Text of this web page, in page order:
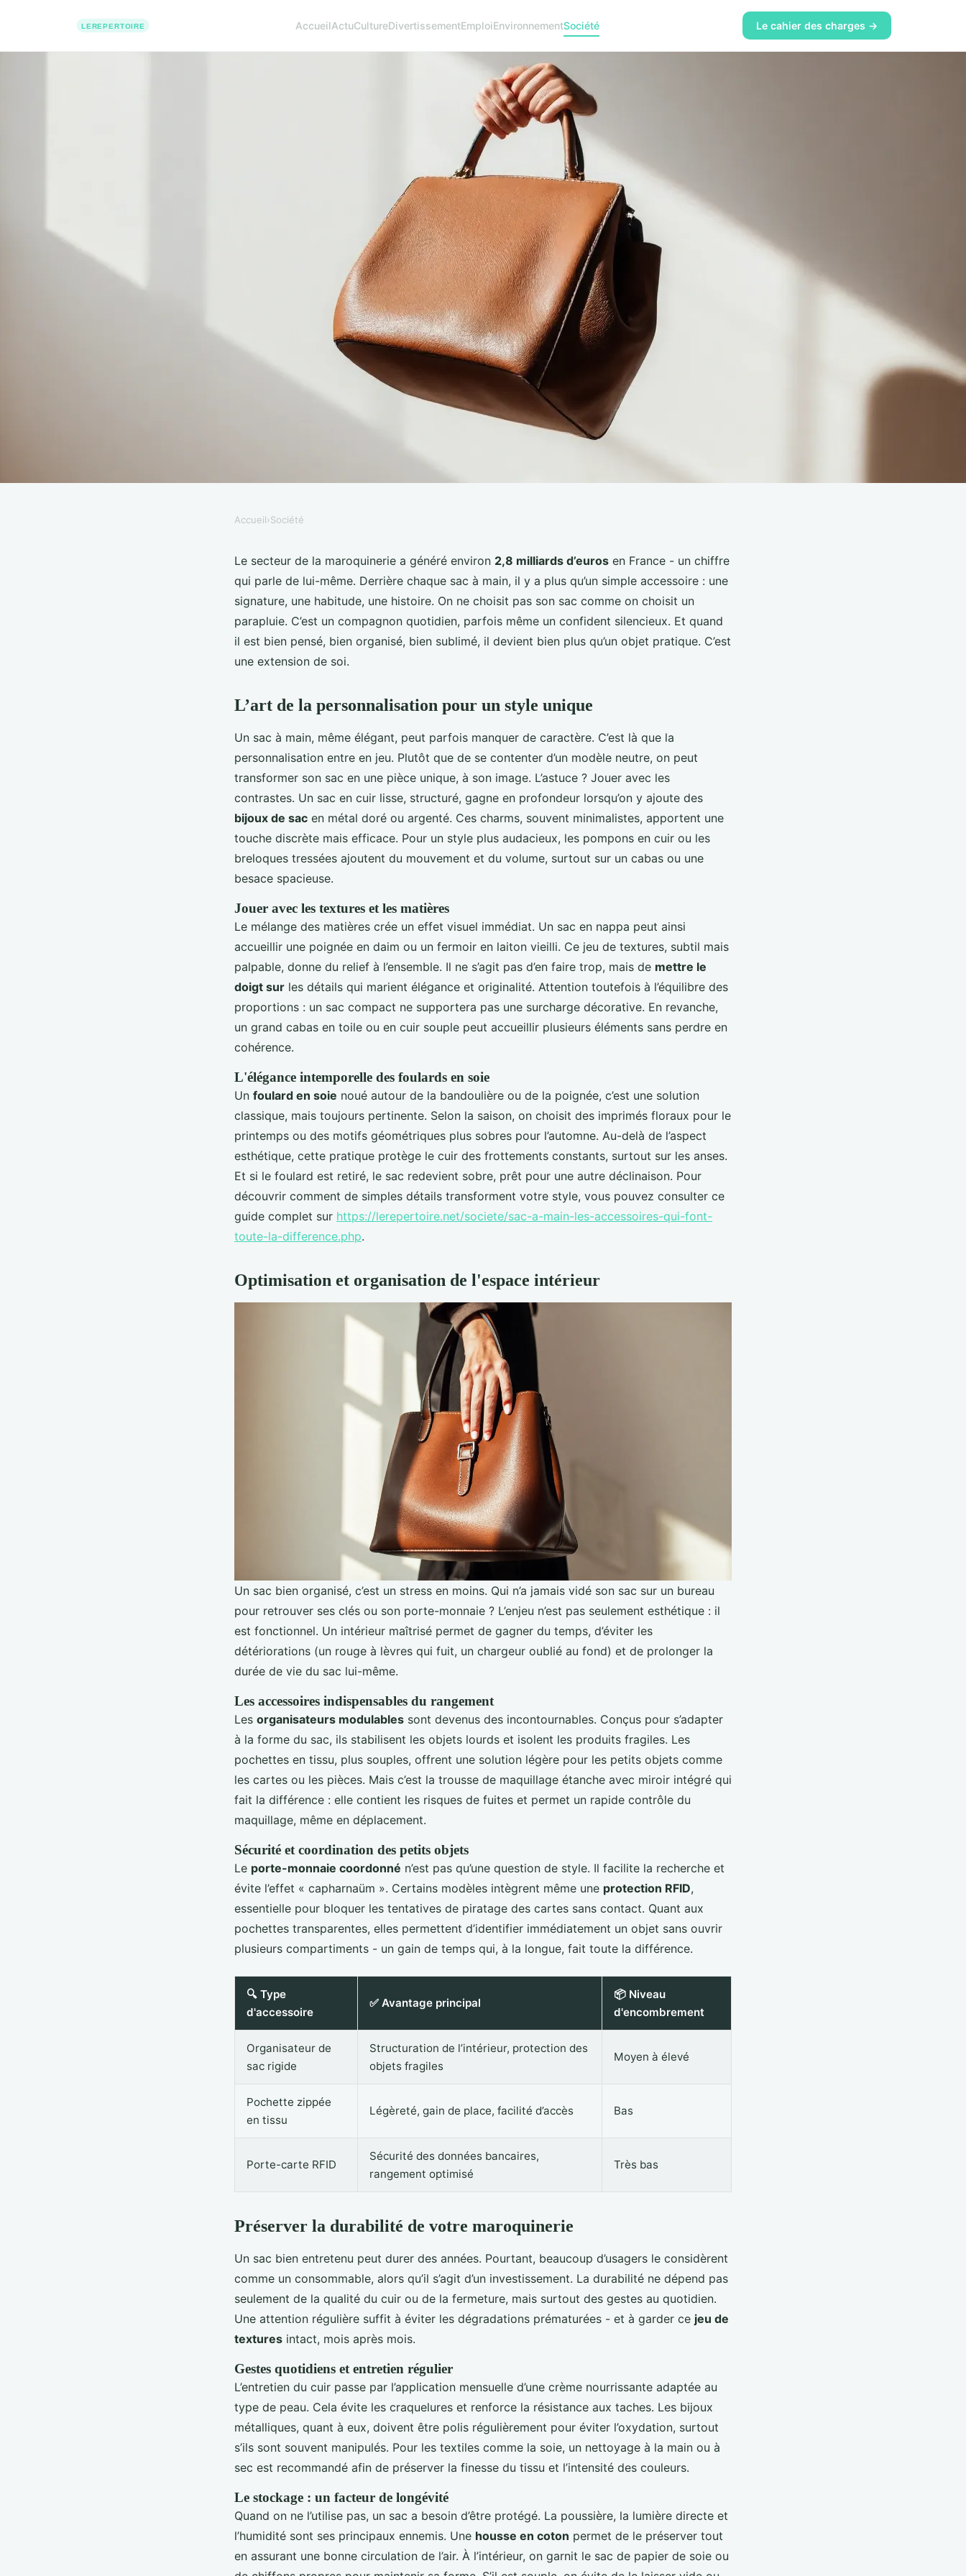
AccueilActuCultureDivertissementEmploiEnvironnementSociété Le cahier des charges →
Découvrez les indispensables pour
sublimer votre sac à main
Accueil›Société
Le secteur de la maroquinerie a généré environ 2,8 milliards d’euros en France - un chiffre
qui parle de lui-même. Derrière chaque sac à main, il y a plus qu’un simple accessoire : une
signature, une habitude, une histoire. On ne choisit pas son sac comme on choisit un
parapluie. C’est un compagnon quotidien, parfois même un confident silencieux. Et quand
il est bien pensé, bien organisé, bien sublimé, il devient bien plus qu’un objet pratique. C’est
une extension de soi.
L’art de la personnalisation pour un style unique
Un sac à main, même élégant, peut parfois manquer de caractère. C’est là que la
personnalisation entre en jeu. Plutôt que de se contenter d’un modèle neutre, on peut
transformer son sac en une pièce unique, à son image. L’astuce ? Jouer avec les
contrastes. Un sac en cuir lisse, structuré, gagne en profondeur lorsqu’on y ajoute des
bijoux de sac en métal doré ou argenté. Ces charms, souvent minimalistes, apportent une
touche discrète mais efficace. Pour un style plus audacieux, les pompons en cuir ou les
breloques tressées ajoutent du mouvement et du volume, surtout sur un cabas ou une
besace spacieuse.
Jouer avec les textures et les matières
Le mélange des matières crée un effet visuel immédiat. Un sac en nappa peut ainsi
accueillir une poignée en daim ou un fermoir en laiton vieilli. Ce jeu de textures, subtil mais
palpable, donne du relief à l’ensemble. Il ne s’agit pas d’en faire trop, mais de mettre le
doigt sur les détails qui marient élégance et originalité. Attention toutefois à l’équilibre des
proportions : un sac compact ne supportera pas une surcharge décorative. En revanche,
un grand cabas en toile ou en cuir souple peut accueillir plusieurs éléments sans perdre en
cohérence.
L'élégance intemporelle des foulards en soie
Un foulard en soie noué autour de la bandoulière ou de la poignée, c’est une solution
classique, mais toujours pertinente. Selon la saison, on choisit des imprimés floraux pour le
printemps ou des motifs géométriques plus sobres pour l’automne. Au-delà de l’aspect
esthétique, cette pratique protège le cuir des frottements constants, surtout sur les anses.
Et si le foulard est retiré, le sac redevient sobre, prêt pour une autre déclinaison. Pour
découvrir comment de simples détails transforment votre style, vous pouvez consulter ce
guide complet sur https://lerepertoire.net/societe/sac-a-main-les-accessoires-qui-font-
toute-la-difference.php.
Optimisation et organisation de l'espace intérieur
Un sac bien organisé, c’est un stress en moins. Qui n’a jamais vidé son sac sur un bureau
pour retrouver ses clés ou son porte-monnaie ? L’enjeu n’est pas seulement esthétique : il
est fonctionnel. Un intérieur maîtrisé permet de gagner du temps, d’éviter les
détériorations (un rouge à lèvres qui fuit, un chargeur oublié au fond) et de prolonger la
durée de vie du sac lui-même.
Les accessoires indispensables du rangement
Les organisateurs modulables sont devenus des incontournables. Conçus pour s’adapter
à la forme du sac, ils stabilisent les objets lourds et isolent les produits fragiles. Les
pochettes en tissu, plus souples, offrent une solution légère pour les petits objets comme
les cartes ou les pièces. Mais c’est la trousse de maquillage étanche avec miroir intégré qui
fait la différence : elle contient les risques de fuites et permet un rapide contrôle du
maquillage, même en déplacement.
Sécurité et coordination des petits objets
Le porte-monnaie coordonné n’est pas qu’une question de style. Il facilite la recherche et
évite l’effet « capharnaüm ». Certains modèles intègrent même une protection RFID,
essentielle pour bloquer les tentatives de piratage des cartes sans contact. Quant aux
pochettes transparentes, elles permettent d’identifier immédiatement un objet sans ouvrir
plusieurs compartiments - un gain de temps qui, à la longue, fait toute la différence.
🔍 Type
d'accessoire
✅ Avantage principal
📦 Niveau
d'encombrement
Organisateur de
sac rigide
Structuration de l’intérieur, protection des
objets fragiles
Moyen à élevé
Pochette zippée
en tissu
Légèreté, gain de place, facilité d’accès Bas
Porte-carte RFID
Sécurité des données bancaires,
rangement optimisé
Très bas
Préserver la durabilité de votre maroquinerie
Un sac bien entretenu peut durer des années. Pourtant, beaucoup d’usagers le considèrent
comme un consommable, alors qu’il s’agit d’un investissement. La durabilité ne dépend pas
seulement de la qualité du cuir ou de la fermeture, mais surtout des gestes au quotidien.
Une attention régulière suffit à éviter les dégradations prématurées - et à garder ce jeu de
textures intact, mois après mois.
Gestes quotidiens et entretien régulier
L’entretien du cuir passe par l’application mensuelle d’une crème nourrissante adaptée au
type de peau. Cela évite les craquelures et renforce la résistance aux taches. Les bijoux
métalliques, quant à eux, doivent être polis régulièrement pour éviter l’oxydation, surtout
s’ils sont souvent manipulés. Pour les textiles comme la soie, un nettoyage à la main ou à
sec est recommandé afin de préserver la finesse du tissu et l’intensité des couleurs.
Le stockage : un facteur de longévité
Quand on ne l’utilise pas, un sac a besoin d’être protégé. La poussière, la lumière directe et
l’humidité sont ses principaux ennemis. Une housse en coton permet de le préserver tout
en assurant une bonne circulation de l’air. À l’intérieur, on garnit le sac de papier de soie ou